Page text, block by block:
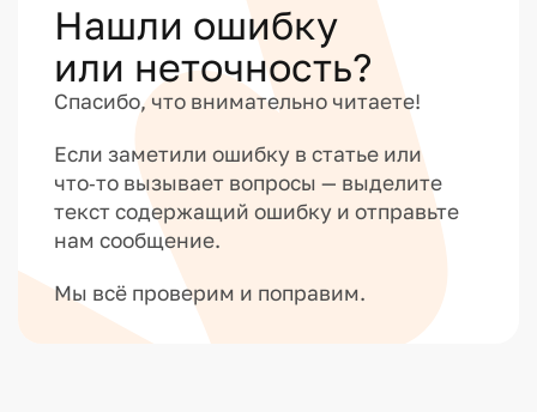
Нашли ошибку
или неточность?
Спасибо, что внимательно читаете!
Если заметили ошибку в статье или
что‑то вызывает вопросы — выделите
текст содержащий ошибку и отправьте
нам сообщение.
Мы всё проверим и поправим.